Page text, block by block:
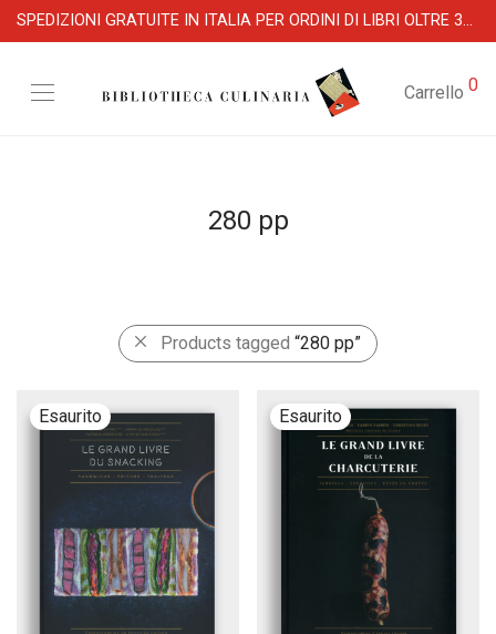
SPEDIZIONI GRATUITE IN ITALIA PER ORDINI DI LIBRI OLTRE 39 €
Carrello 0
280 pp
Products tagged “280 pp”